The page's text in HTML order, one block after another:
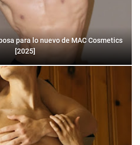
para lo nuevo de MAC Cosmetics
[2025]